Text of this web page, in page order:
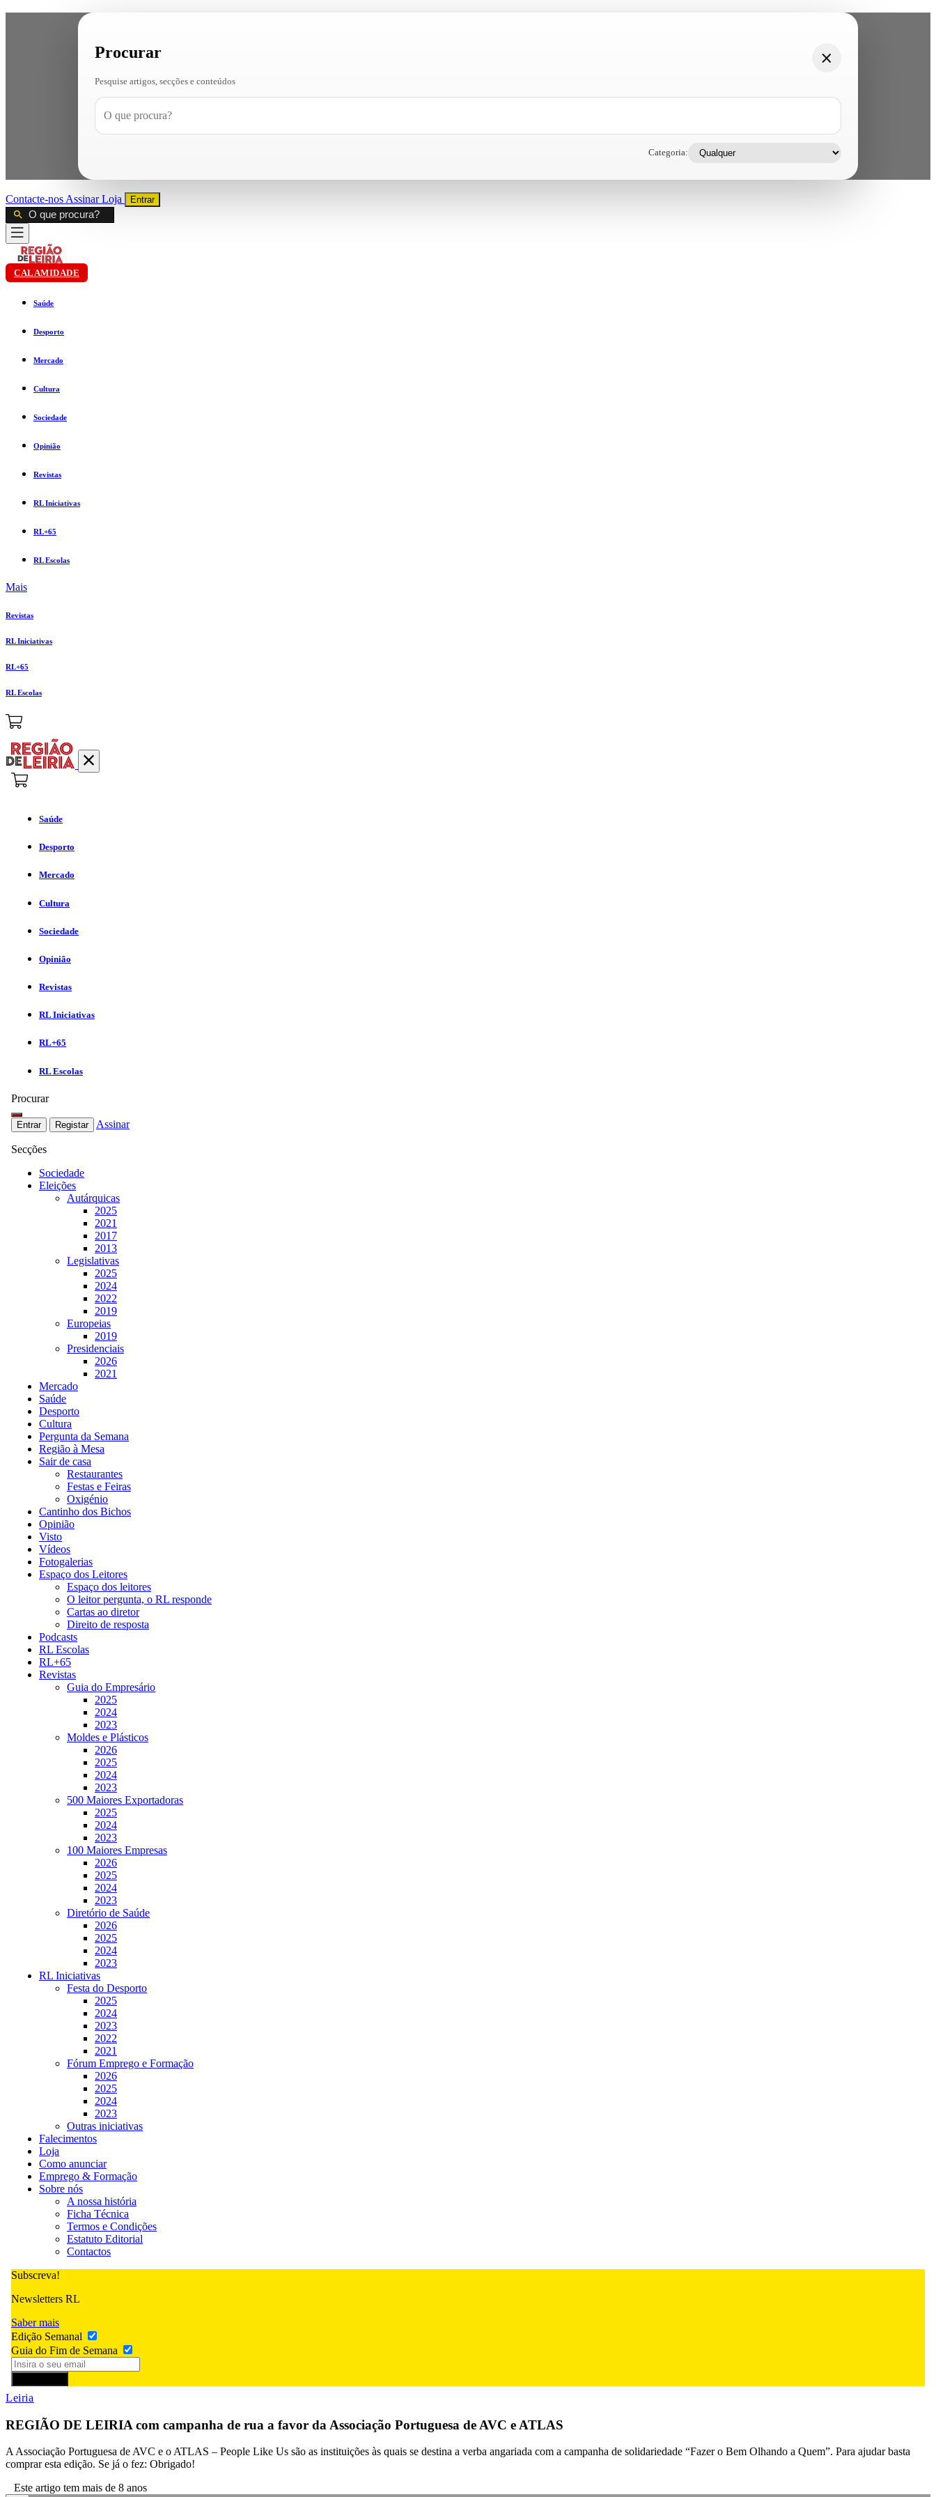
Procurar
Pesquise artigos, secções e conteúdos
Categoria:
Contacte-nos AssinarLoja Entrar
CALAMIDADE
Saúde
Desporto
Mercado
Cultura
Sociedade
Opinião
Revistas
RL Iniciativas
RL+65
RL Escolas
Mais
Revistas
RL Iniciativas
RL+65
RL Escolas
Saúde
Desporto
Mercado
Cultura
Sociedade
Opinião
Revistas
RL Iniciativas
RL+65
RL Escolas
Procurar
Entrar Registar Assinar
Secções
Sociedade
Eleições
Autárquicas
2025
2021
2017
2013
Legislativas
2025
2024
2022
2019
Europeias
2019
Presidenciais
2026
2021
Mercado
Saúde
Desporto
Cultura
Pergunta da Semana
Região à Mesa
Sair de casa
Restaurantes
Festas e Feiras
Oxigénio
Cantinho dos Bichos
Opinião
Visto
Vídeos
Fotogalerias
Espaço dos Leitores
Espaço dos leitores
O leitor pergunta, o RL responde
Cartas ao diretor
Direito de resposta
Podcasts
RL Escolas
RL+65
Revistas
Guia do Empresário
2025
2024
2023
Moldes e Plásticos
2026
2025
2024
2023
500 Maiores Exportadoras
2025
2024
2023
100 Maiores Empresas
2026
2025
2024
2023
Diretório de Saúde
2026
2025
2024
2023
RL Iniciativas
Festa do Desporto
2025
2024
2023
2022
2021
Fórum Emprego e Formação
2026
2025
2024
2023
Outras iniciativas
Falecimentos
Loja
Como anunciar
Emprego & Formação
Sobre nós
A nossa história
Ficha Técnica
Termos e Condições
Estatuto Editorial
Contactos
Subscreva!
Newsletters RL
Saber mais
Edição Semanal
Guia do Fim de Semana
Leiria
REGIÃO DE LEIRIA com campanha de rua a favor da Associação Portuguesa de AVC e ATLAS
A Associação Portuguesa de AVC e o ATLAS – People Like Us são as instituições às quais se destina a verba angariada com a campanha de solidariedade “Fazer o Bem Olhando a Quem”. Para ajudar basta
comprar esta edição. Se já o fez: Obrigado!
Este artigo tem mais de 8 anos